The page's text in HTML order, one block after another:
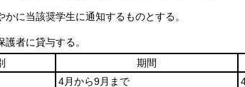
に当該奨学生に通知するものとする。
者に貸与する。
期間
4月から9月まで